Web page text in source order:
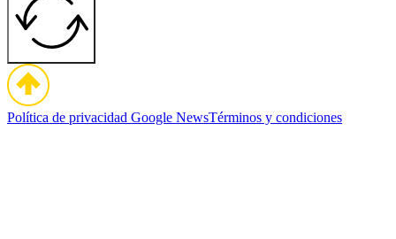
Política de privacidad Google NewsTérminos y condiciones